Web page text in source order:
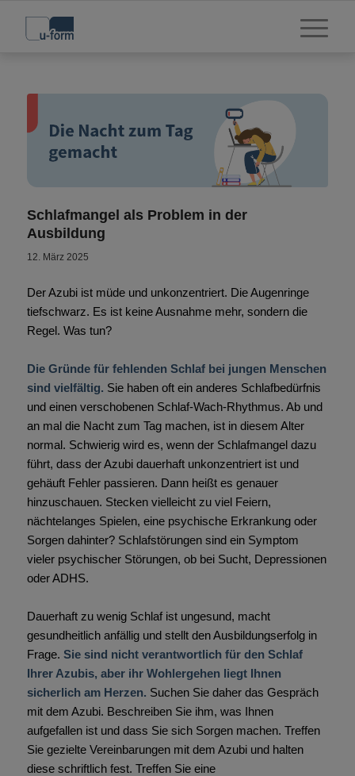
Schlafmangel als Problem in der
Ausbildung
12. März 2025
Der Azubi ist müde und unkonzentriert. Die Augenringe
tiefschwarz. Es ist keine Ausnahme mehr, sondern die
Regel. Was tun?
Die Gründe für fehlenden Schlaf bei jungen Menschen
sind vielfältig. Sie haben oft ein anderes Schlafbedürfnis
und einen verschobenen Schlaf-Wach-Rhythmus. Ab und
an mal die Nacht zum Tag machen, ist in diesem Alter
normal. Schwierig wird es, wenn der Schlafmangel dazu
führt, dass der Azubi dauerhaft unkonzentriert ist und
gehäuft Fehler passieren. Dann heißt es genauer
hinzuschauen. Stecken vielleicht zu viel Feiern,
nächtelanges Spielen, eine psychische Erkrankung oder
Sorgen dahinter? Schlafstörungen sind ein Symptom
vieler psychischer Störungen, ob bei Sucht, Depressionen
oder ADHS.
Dauerhaft zu wenig Schlaf ist ungesund, macht
gesundheitlich anfällig und stellt den Ausbildungserfolg in
Frage. Sie sind nicht verantwortlich für den Schlaf
Ihrer Azubis, aber ihr Wohlergehen liegt Ihnen
sicherlich am Herzen. Suchen Sie daher das Gespräch
mit dem Azubi. Beschreiben Sie ihm, was Ihnen
aufgefallen ist und dass Sie sich Sorgen machen. Treffen
Sie gezielte Vereinbarungen mit dem Azubi und halten
diese schriftlich fest. Treffen Sie eine